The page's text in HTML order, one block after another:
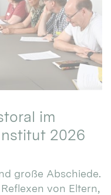
im
2026
große Abschiede.
von Eltern,